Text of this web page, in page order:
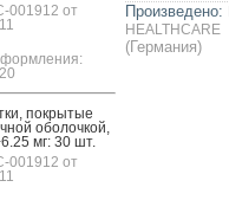
001912 от
пок­ры­тые
обо­лоч­кой,
мг: 30 шт.
001912 от
Произведено:
HEALTHCARE
(Германия)